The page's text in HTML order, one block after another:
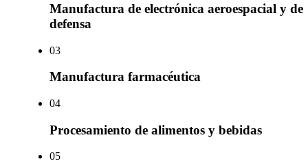
Manufactura de electrónica aeroespacial y de
defensa
03
Manufactura farmacéutica
04
Procesamiento de alimentos y bebidas
05